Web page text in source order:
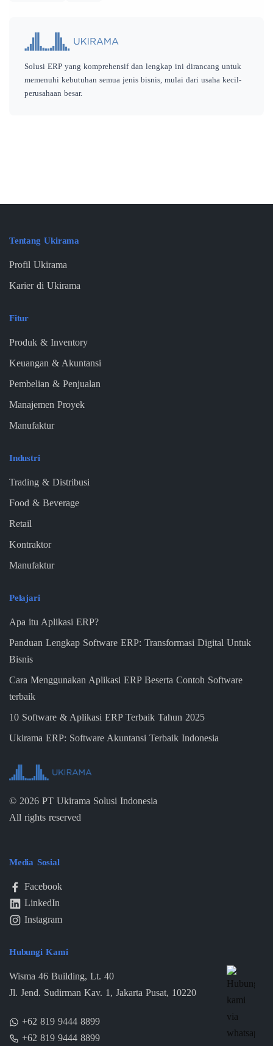
Solusi ERP yang komprehensif dan lengkap ini dirancang untuk
memenuhi kebutuhan semua jenis bisnis, mulai dari usaha kecil-
perusahaan besar.
Tentang Ukirama
Profil Ukirama
Karier di Ukirama
Fitur
Produk & Inventory
Keuangan & Akuntansi
Pembelian & Penjualan
Manajemen Proyek
Manufaktur
Industri
Trading & Distribusi
Food & Beverage
Retail
Kontraktor
Manufaktur
Pelajari
Apa itu Aplikasi ERP?
Panduan Lengkap Software ERP: Transformasi Digital Untuk
Bisnis
Cara Menggunakan Aplikasi ERP Beserta Contoh Software
terbaik
10 Software & Aplikasi ERP Terbaik Tahun 2025
Ukirama ERP: Software Akuntansi Terbaik Indonesia
© 2026 PT Ukirama Solusi Indonesia
All rights reserved
Media Sosial
Facebook
LinkedIn
Instagram
Hubungi Kami
Wisma 46 Building, Lt. 40
Jl. Jend. Sudirman Kav. 1, Jakarta Pusat, 10220
+62 819 9444 8899
+62 819 9444 8899